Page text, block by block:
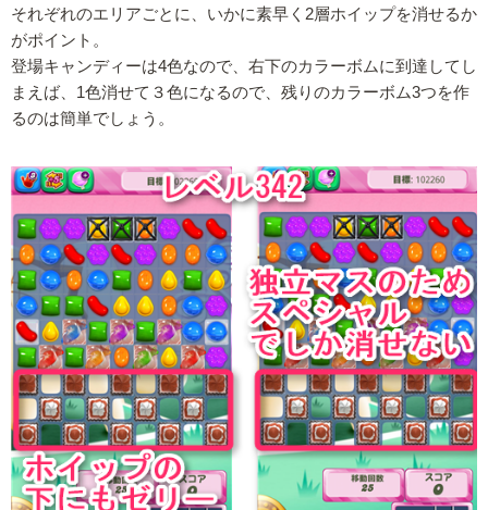
それぞれのエリアごとに、いかに素早く2層ホイップを消せるか
がポイント。
登場キャンディーは4色なので、右下のカラーボムに到達してし
まえば、1色消せて３色になるので、残りのカラーボム3つを作
るのは簡単でしょう。